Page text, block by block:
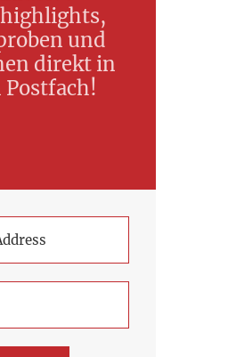
und
direkt in
Postfach!